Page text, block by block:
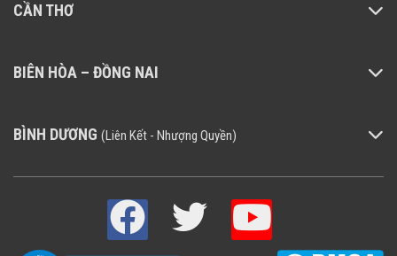
CẦN THƠ
BIÊN HÒA – ĐỒNG NAI
BÌNH DƯƠNG (Liên Kết - Nhượng Quyền)